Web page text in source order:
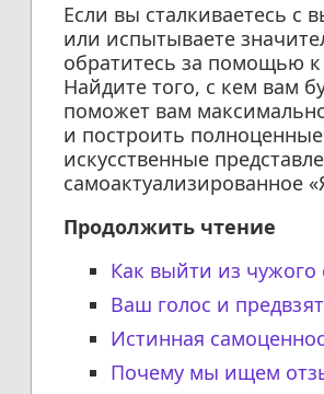
Если вы сталкиваетесь
или испытываете
обратитесь за помощью к
Найдите того, с кем вам
поможет вам
и построить
искусственные
самоактуализированное
Продолжить чтение
Как выйти из
Ваш голос и
Истинная
Почему мы ищем